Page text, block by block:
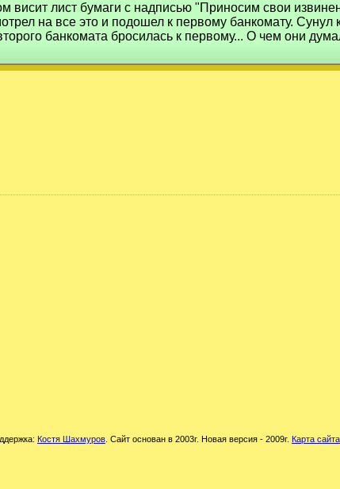
лист бумаги с надписью "Приносим свои
на все это и подошел к первому банкомату. Сунул
банкомата бросилась к первому... О чем они
Костя Шахмуров . Сайт основан в 2003г. Новая версия - 2009г. Карта сайта